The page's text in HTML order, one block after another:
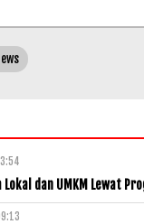
Lokal dan UMKM Lewat